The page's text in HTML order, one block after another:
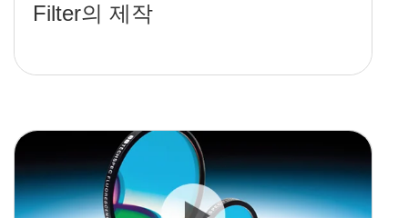
Filter의 제작